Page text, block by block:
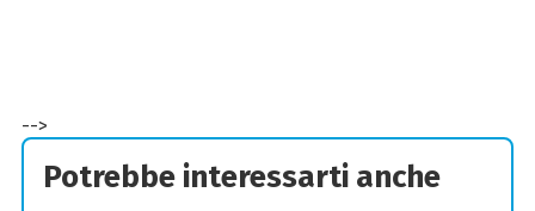
-->
Potrebbe interessarti anche